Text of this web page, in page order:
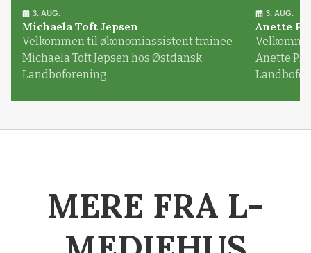
3. AUG.
Michaela Toft Jepsen
Velkommen til økonomiassistent trainee
Michaela Toft Jepsen hos Østdansk
Landboforening
3. AUG.
Anette
Anette
MERE FRA L-